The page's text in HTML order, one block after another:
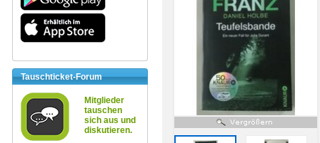
Tauschticket-Forum
Mitglieder
tauschen
sich aus und
diskutieren.